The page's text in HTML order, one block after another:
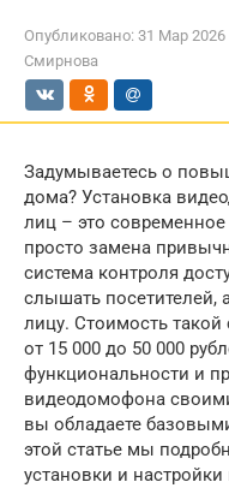
Опубликовано: 31 Мар 2026
Смирнова
Задумываетесь о
дома? Установка
лиц – это
просто замена
система контроля
слышать посетителей,
лицу. Стоимость
от 15 000 до 50 000
функциональности и
видеодомофона
вы обладаете
этой статье мы
установки и